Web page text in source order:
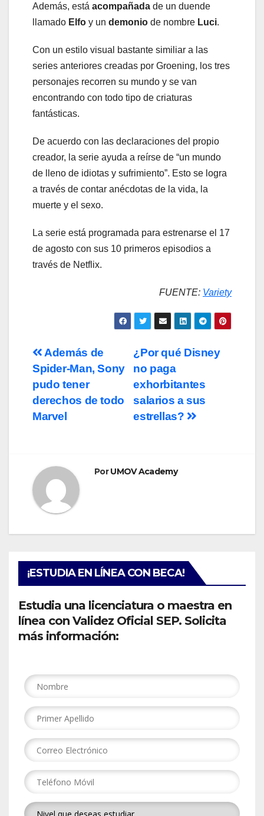
Además, está acompañada de un duende
llamado Elfo y un demonio de nombre Luci.
Con un estilo visual bastante similiar a las
series anteriores creadas por Groening, los tres
personajes recorren su mundo y se van
encontrando con todo tipo de criaturas
fantásticas.
De acuerdo con las declaraciones del propio
creador, la serie ayuda a reírse de “un mundo
de lleno de idiotas y sufrimiento”. Esto se logra
a través de contar anécdotas de la vida, la
muerte y el sexo.
La serie está programada para estrenarse el 17
de agosto con sus 10 primeros episodios a
través de Netflix.
FUENTE: Variety
Navegación
de
entradas
¿Por qué Disney
no paga
exhorbitantes
salarios a sus
estrellas?
Además de
Spider-Man, Sony
pudo tener
derechos de todo
Marvel
PorUMOV Academy
¡ESTUDIA EN LÍNEA CON BECA!
Estudia una licenciatura o maestra en
línea con Validez Oficial SEP. Solicita
más información: